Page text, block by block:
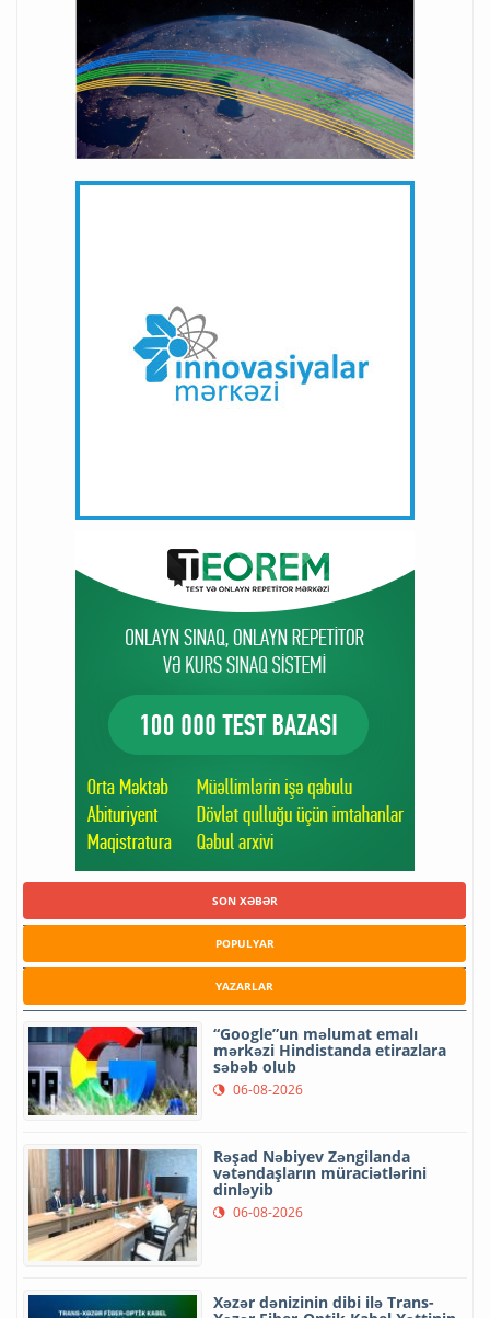
SON XƏBƏR
POPULYAR
YAZARLAR
“Google”un məlumat emalı
mərkəzi Hindistanda etirazlara
səbəb olub
06-08-2026
Rəşad Nəbiyev Zəngilanda
vətəndaşların müraciətlərini
dinləyib
06-08-2026
Xəzər dənizinin dibi ilə Trans-